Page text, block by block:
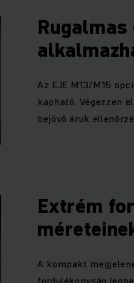
Az EJE M13/M15
kapható. Végezzen
bejövő áruk
Extrém
A kompakt